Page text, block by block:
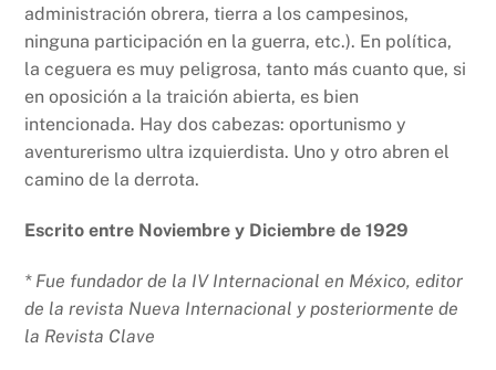
administración obrera, tierra a los campesinos,
ninguna participación en la guerra, etc.). En política,
la ceguera es muy peligrosa, tanto más cuanto que, si
en oposición a la traición abierta, es bien
intencionada. Hay dos cabezas: oportunismo y
aventurerismo ultra izquierdista. Uno y otro abren el
camino de la derrota.
Escrito entre Noviembre y Diciembre de 1929
* Fue fundador de la IV Internacional en México, editor
de la revista Nueva Internacional y posteriormente de
la Revista Clave